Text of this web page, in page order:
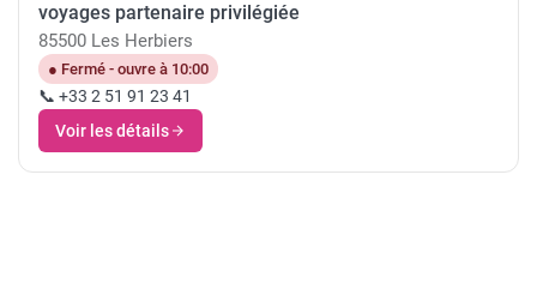
voyages partenaire privilégiée
85500 Les Herbiers
● Fermé - ouvre à 10:00
📞 +33 2 51 91 23 41
Voir les détails